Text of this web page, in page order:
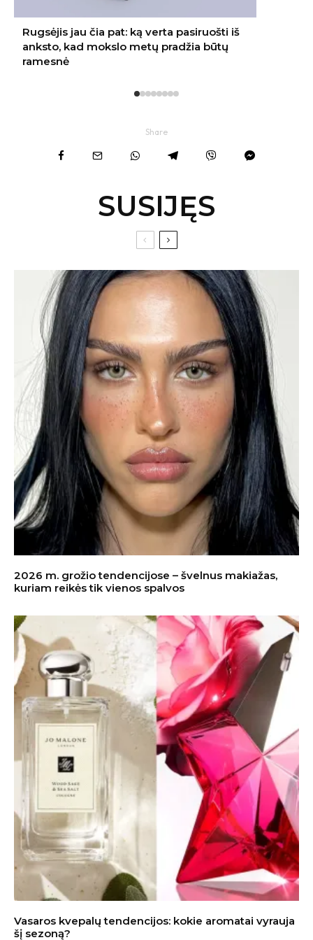
Share
SUSIJĘS
2026 m. grožio tendencijose – švelnus makiažas,
kuriam reikės tik vienos spalvos
Vasaros kvepalų tendencijos: kokie aromatai vyrauja
šį sezoną?